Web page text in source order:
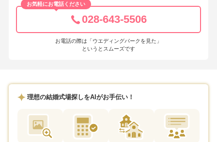
ていた気持ちが和らぎました。当日に初めてお会いしたスタッフの
方々も、一目で「この道のプロだ」と感じるような安心感のある対応
をしてくださり、終始心地よく過ごすことができました。ゲストから
も、「スタッフの方々の対応がとても丁寧だった」と好評でした。4階
に素敵なテラスがあり、結婚式後に新緑の中で写真を撮っていただい
婦は想像以上に忙しいです。知らない間にお腹がすくので、手や口周
りが汚れないゼリー飲料やグミなどを控室に持ち込んだほうがよいで
お気軽にお電話ください
028-643-5506
お電話の際は「ウエディングパークを見た」
というとスムーズです
理想の結婚式場探しをAIがお手伝い！